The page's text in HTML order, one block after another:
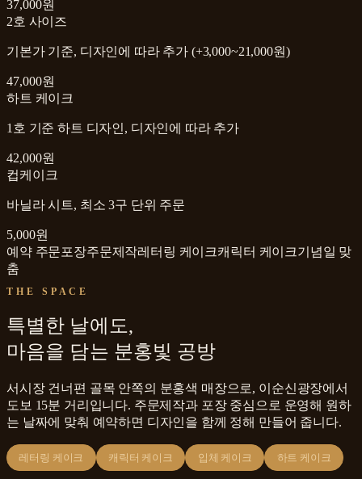
37,000원
2호 사이즈
기본가 기준, 디자인에 따라 추가 (+3,000~21,000원)
47,000원
하트 케이크
1호 기준 하트 디자인, 디자인에 따라 추가
42,000원
컵케이크
바닐라 시트, 최소 3구 단위 주문
5,000원
예약 주문포장주문제작레터링 케이크캐릭터 케이크기념일 맞
춤
THE SPACE
특별한 날에도,
마음을 담는 분홍빛 공방
서시장 건너편 골목 안쪽의 분홍색 매장으로, 이순신광장에서
도보 15분 거리입니다. 주문제작과 포장 중심으로 운영해 원하
는 날짜에 맞춰 예약하면 디자인을 함께 정해 만들어 줍니다.
레터링 케이크 캐릭터 케이크 입체 케이크 하트 케이크